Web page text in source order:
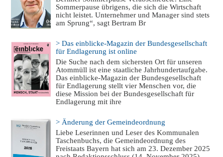
Sommerpause übrigens, die sich die Wirtschaft
nicht leistet. Unternehmer und Manager sind stets
am Sprung“, sagt Bertram Br
> Das einblicke-Magazin der Bundesgesellschaft
für Endlagerung ist online
Die Suche nach dem sichersten Ort für unseren
Atommüll ist eine staatliche Jahrhundertaufgabe.
Das einblicke-Magazin der Bundesgesellschaft
für Endlagerung stellt vier Menschen vor, die
diese Mission bei der Bundesgesellschaft für
Endlagerung mit ihre
> Änderung der Gemeindeordnung
Liebe Leserinnen und Leser des Kommunalen
Taschenbuchs, die Gemeindeordnung des
Freistaats Bayern hat sich am 23. Dezember 2025